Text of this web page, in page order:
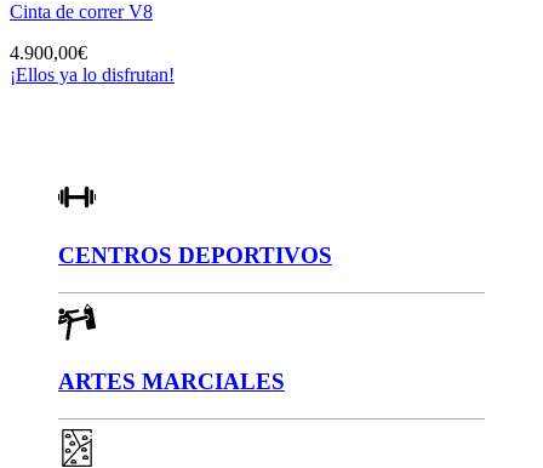
Cinta de correr V8
4.900,00€
¡Ellos ya lo disfrutan!
CENTROS DEPORTIVOS
ARTES MARCIALES